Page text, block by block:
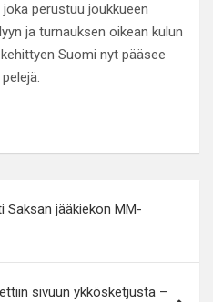
perustuu joukkueen
ja turnauksen oikean kulun
Suomi nyt pääsee
jääkiekon MM-
sivuun ykkösketjusta –